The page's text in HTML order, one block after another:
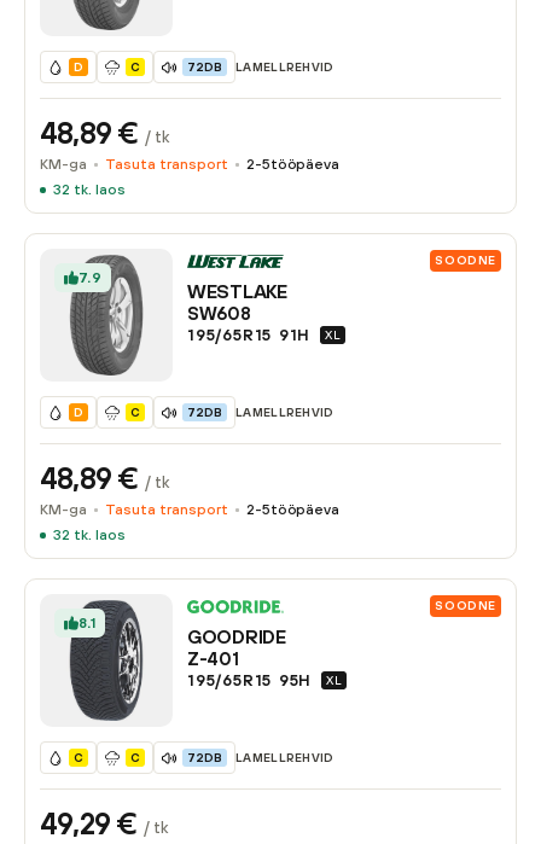
D C 72DB LAMELLREHVID
48,89 € / tk
KM-ga Tasuta transport 2-5tööpäeva
32 tk. laos
7.9
SOODNE
WESTLAKE
SW608
195/65R15 91H XL
D C 72DB LAMELLREHVID
48,89 € / tk
KM-ga Tasuta transport 2-5tööpäeva
32 tk. laos
8.1
SOODNE
GOODRIDE
Z-401
195/65R15 95H XL
C C 72DB LAMELLREHVID
49,29 € / tk